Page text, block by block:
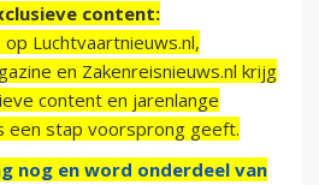
content:
Luchtvaartnieuws.nl,
en Zakenreisnieuws.nl krijg
content en jarenlange
een stap voorsprong geeft.
nog en word onderdeel van